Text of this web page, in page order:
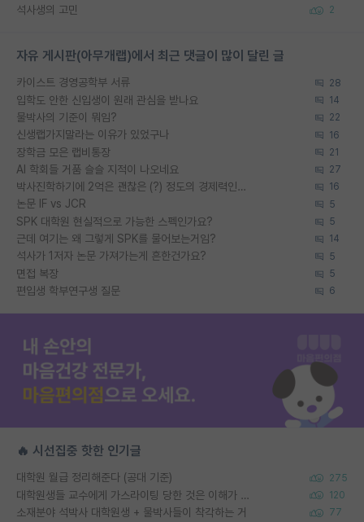
석사생의 고민 2
자유 게시판(아무개랩)에서 최근 댓글이 많이 달린 글
카이스트 경영공학부 서류 28
입학도 안한 신입생이 원래 관심을 받나요 14
물박사의 기준이 뭐임? 22
신생랩가지말라는 이유가 있었구나 16
장학금 모은 랩비통장 21
AI 학회들 거품 슬슬 지적이 나오네요 27
박사진학하기에 2억은 괜찮은 (?) 정도의 경제력인가요 16
논문 IF vs JCR 5
SPK 대학원 현실적으로 가능한 스펙인가요? 5
근데 여기는 왜 그렇게 SPK를 물어보는거임? 14
석사가 1저자 논문 가져가는게 흔한건가요? 5
면접 복장 5
편입생 학부연구생 질문 6
🔥 시선집중 핫한 인기글
대학원 월급 정리해준다 (공대 기준) 275
대학원생들 교수에게 가스라이팅 당한 것은 이해가 갑니다. 안타깝네요. 120
소재분야 석박사 대학원생 + 물박사들이 착각하는 거 77